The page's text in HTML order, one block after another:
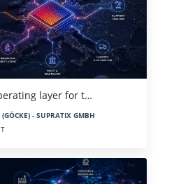
layer for t…
- SUPRATIX GMBH